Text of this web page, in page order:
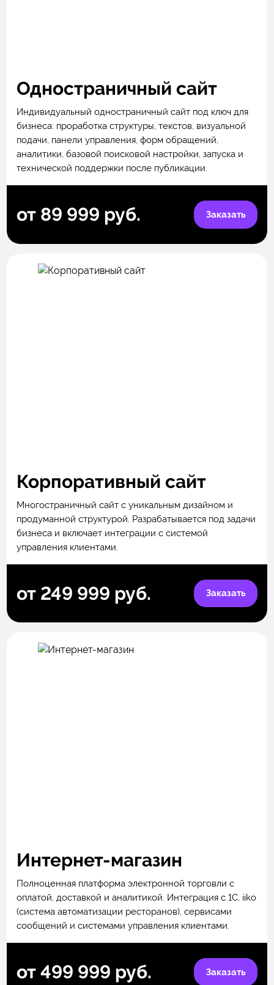
Одностраничный сайт
Индивидуальный одностраничный сайт под ключ для
бизнеса: проработка структуры, текстов, визуальной
подачи, панели управления, форм обращений,
аналитики, базовой поисковой настройки, запуска и
технической поддержки после публикации.
от 89 999 руб. Заказать
Корпоративный сайт
Многостраничный сайт с уникальным дизайном и
продуманной структурой. Разрабатывается под задачи
бизнеса и включает интеграции с системой
управления клиентами.
от 249 999 руб. Заказать
Интернет-магазин
Полноценная платформа электронной торговли с
оплатой, доставкой и аналитикой. Интеграция с 1С, iiko
(система автоматизации ресторанов), сервисами
сообщений и системами управления клиентами.
от 499 999 руб. Заказать